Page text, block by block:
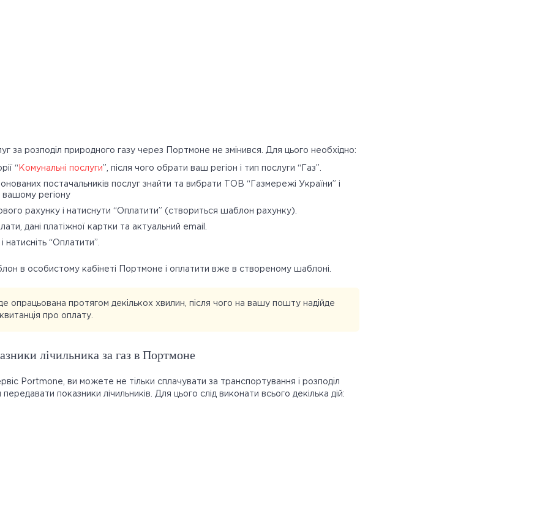
за розподіл природного газу через Портмоне не змінився. Для цього необхідно:
“ Комунальні послуги”, після чого обрати ваш регіон і тип послуги “Газ”.
постачальників послуг знайти та вибрати ТОВ “Газмережі України” і
вашому регіону
рахунку і натиснути “Оплатити” (створиться шаблон рахунку).
дані платіжної картки та актуальний email.
натисніть “Оплатити”.
в особистому кабінеті Портмоне і оплатити вже в створеному шаблоні.
опрацьована протягом декількох хвилин, після чого на вашу пошту надійде
про оплату.
лічильника за газ в Портмоне
Portmone, ви можете не тільки сплачувати за транспортування і розподіл
показники лічильників. Для цього слід виконати всього декілька дій: